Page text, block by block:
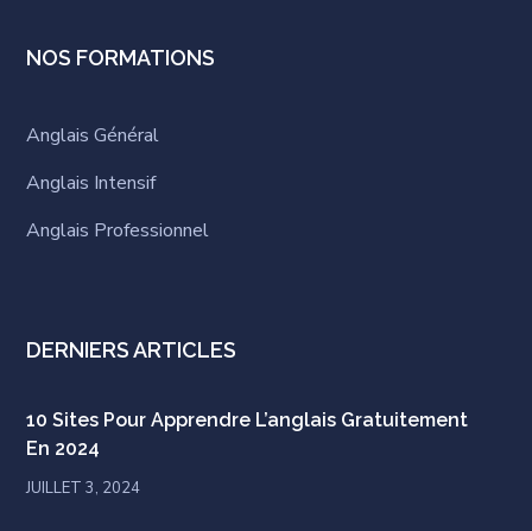
NOS FORMATIONS
Anglais Général
Anglais Intensif
Anglais Professionnel
DERNIERS ARTICLES
10 Sites Pour Apprendre L’anglais Gratuitement
En 2024
JUILLET 3, 2024